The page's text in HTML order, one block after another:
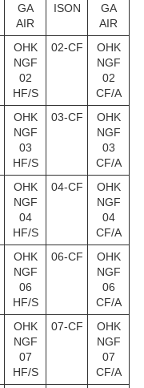
GA
AIR
ISON
GA
AIR
OHK
NGF
02
HF/S
02-CF
OHK
NGF
02
CF/A
OHK
NGF
03
HF/S
03-CF
OHK
NGF
03
CF/A
OHK
NGF
04
HF/S
04-CF
OHK
NGF
04
CF/A
OHK
NGF
06
HF/S
06-CF
OHK
NGF
06
CF/A
OHK
NGF
07
HF/S
07-CF
OHK
NGF
07
CF/A